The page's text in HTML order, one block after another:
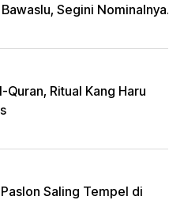
Segini Nominalnya
di Tribunpriangan.com
RW di Bandung Laporkan
ke Bawaslu, Segini
2024/11/30/2-
bawaslu-segini-nominalnya.
Quran, Ritual Kang Haru
Saling Tempel di